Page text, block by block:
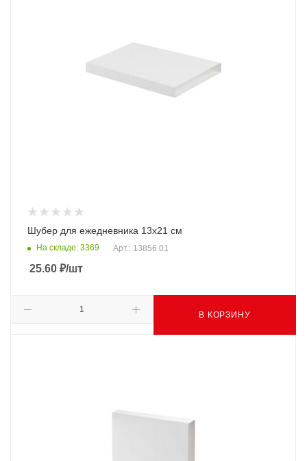
Шубер для ежедневника 13х21 см
На складе: 3369 Арт.: 13856.01
25.60 ₽/шт
В КОРЗИНУ